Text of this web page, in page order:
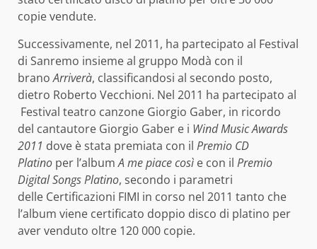
copie vendute.
Successivamente, nel 2011, ha partecipato al Festival
di Sanremo insieme al gruppo Modà con il
branoArriverà, classificandosi al secondo posto,
dietro Roberto Vecchioni. Nel 2011 ha partecipato al
Festival teatro canzone Giorgio Gaber, in ricordo
del cantautore Giorgio Gaber e i Wind Music Awards
2011 dove è stata premiata con il Premio CD
Platino per l’albumA me piace così e con il Premio
Digital Songs Platino, secondo i parametri
delle Certificazioni FIMI in corso nel 2011 tanto che
l’album viene certificato doppio disco di platino per
aver venduto oltre 120 000 copie.